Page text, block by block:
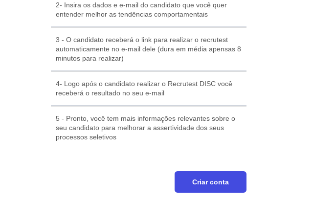
2- Insira os dados e e-mail do candidato que você quer
entender melhor as tendências comportamentais
3 - O candidato receberá o link para realizar o recrutest
automaticamente no e-mail dele (dura em média apensas 8
minutos para realizar)
4- Logo após o candidato realizar o Recrutest DISC você
receberá o resultado no seu e-mail
5 - Pronto, você tem mais informações relevantes sobre o
seu candidato para melhorar a assertividade dos seus
processos seletivos
Criar conta